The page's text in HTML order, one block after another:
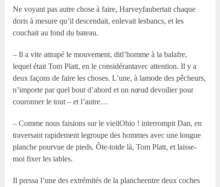
Ne voyant pas autre chose à faire, Harveyfaubertait chaque
doris à mesure qu’il descendait, enlevait lesbancs, et les
couchait au fond du bateau.
– Il a vite attrapé le mouvement, ditl’homme à la balafre,
lequel était Tom Platt, en le considérantavec attention. Il y a
deux façons de faire les choses. L’une, à lamode des pêcheurs,
n’importe par quel bout d’abord et un nœud devoilier pour
couronner le tout – et l’autre…
– Comme nous faisions sur le vieilOhio ! interrompit Dan, en
traversant rapidement legroupe des hommes avec une longue
planche pourvue de pieds. Ôte-toide là, Tom Platt, et laisse-
moi fixer les tables.
Il pressa l’une des extrémités de la plancheentre deux coches